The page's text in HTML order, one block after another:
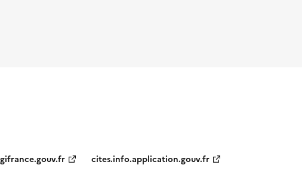
cites.info.application.gouv.fr